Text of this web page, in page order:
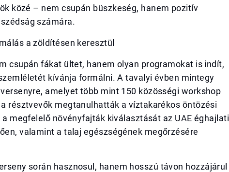
közé – nem csupán büszkeség, hanem pozitív
számára.
a zöldítésen keresztül
csupán fákat ültet, hanem olyan programokat is indít,
kívánja formálni. A tavalyi évben mintegy
amelyet több mint 150 közösségi workshop
résztvevők megtanulhatták a víztakarékos öntözési
megfelelő növényfajták kiválasztását az UAE éghajlati
valamint a talaj egészségének megőrzésére
során hasznosul, hanem hosszú távon hozzájárul